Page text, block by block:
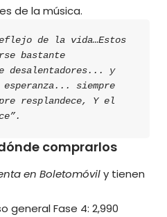
de la música.
de la vida…Estos
bastante
desalentadores... y
siempre
resplandece, Y el
comprarlos
en Boletomóvily tienen
general Fase 4: 2,990